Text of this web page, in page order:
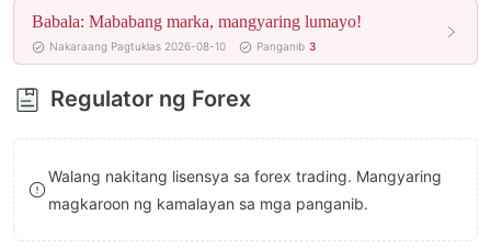
5
6
7
8
9
Babala: Mababang marka, mangyaring lumayo!
Nakaraang Pagtuklas 2026-08-10 Panganib 3
Regulator ng Forex
Walang nakitang lisensya sa forex trading. Mangyaring
magkaroon ng kamalayan sa mga panganib.